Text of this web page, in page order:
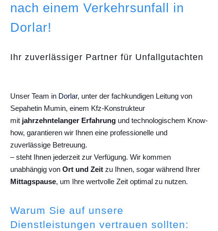
nach einem Verkehrsunfall in
Dorlar!
Ihr zuverlässiger Partner für Unfallgutachten
Unser Team in Dorlar, unter der fachkundigen Leitung von
Sepahetin Mumin, einem Kfz-Konstrukteur
mit jahrzehntelanger Erfahrung und technologischem Know-
how, garantieren wir Ihnen eine professionelle und
zuverlässige Betreuung.
– steht Ihnen jederzeit zur Verfügung. Wir kommen
unabhängig von Ort und Zeit zu Ihnen, sogar während Ihrer
Mittagspause, um Ihre wertvolle Zeit optimal zu nutzen.
Warum Sie auf unsere
Dienstleistungen vertrauen sollten: